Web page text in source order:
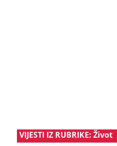
VIJESTI IZ RUBRIKE: Život